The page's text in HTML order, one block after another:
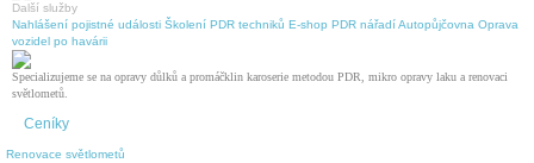
Další služby
Nahlášení pojistné události Školení PDR techniků E-shop PDR nářadíAutopůjčovna Oprava
vozidel po havárii
Specializujeme se na opravy důlků a promáčklin karoserie metodou PDR, mikro opravy laku a renovaci
světlometů.
Ceníky
Renovace světlometů